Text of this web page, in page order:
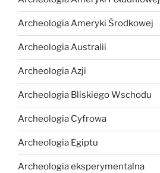
Archeologia Ameryki Środkowej
Archeologia Australii
Archeologia Azji
Archeologia Bliskiego Wschodu
Archeologia Cyfrowa
Archeologia Egiptu
Archeologia eksperymentalna